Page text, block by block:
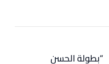
“بطولة الحسن